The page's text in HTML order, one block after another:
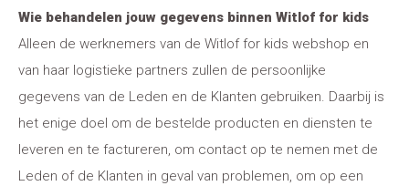
Wie behandelen jouw gegevens binnen Witlof for kids
Alleen de werknemers van de Witlof for kids webshop en
van haar logistieke partners zullen de persoonlijke
gegevens van de Leden en de Klanten gebruiken. Daarbij is
het enige doel om de bestelde producten en diensten te
leveren en te factureren, om contact op te nemen met de
Leden of de Klanten in geval van problemen, om op een